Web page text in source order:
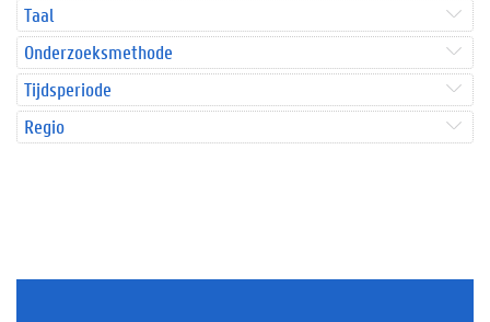
Taal
Onderzoeksmethode
Tijdsperiode
Regio